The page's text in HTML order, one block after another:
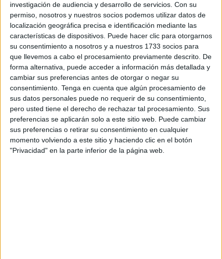
investigación de audiencia y desarrollo de servicios. Con su
permiso, nosotros y nuestros socios podemos utilizar datos de
localización geográfica precisa e identificación mediante las
características de dispositivos. Puede hacer clic para otorgarnos
su consentimiento a nosotros y a nuestros 1733 socios para
que llevemos a cabo el procesamiento previamente descrito. De
forma alternativa, puede acceder a información más detallada y
cambiar sus preferencias antes de otorgar o negar su
consentimiento. Tenga en cuenta que algún procesamiento de
sus datos personales puede no requerir de su consentimiento,
pero usted tiene el derecho de rechazar tal procesamiento. Sus
preferencias se aplicarán solo a este sitio web. Puede cambiar
sus preferencias o retirar su consentimiento en cualquier
momento volviendo a este sitio y haciendo clic en el botón
"Privacidad" en la parte inferior de la página web.
Vaiṣhṇava, traducidas por primera vez del sánscrito al
español.
Esta antología incluye stotras (himnos) y gadya (prosa
devocional) compuestos por grandes acharyas y santos
como Kulashekara Alvar, Yamunacharya, Rāmānujacharya
y Vedānta Deśika, pilares del pensamiento y la devoción
vaisnava del sur de la India.